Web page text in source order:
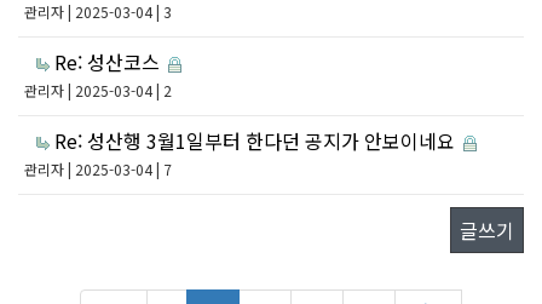
관리자| 2025-03-04 | 3
Re: 성산코스
관리자| 2025-03-04 | 2
Re: 성산행 3월1일부터 한다던 공지가 안보이네요
관리자| 2025-03-04 | 7
글쓰기